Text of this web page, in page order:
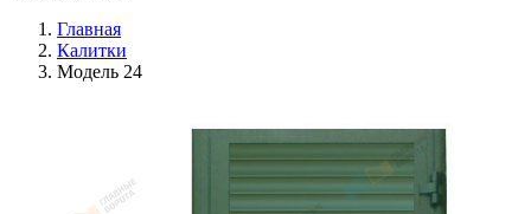
Главная
Калитки
Модель 24